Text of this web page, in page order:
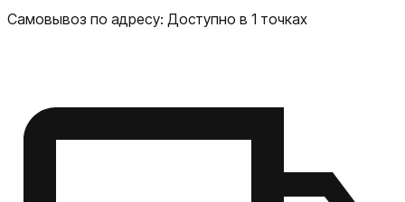
ВАШЕГО УСТРОЙСТВА – ЭТО ОТРАЖЕНИЕ ВАШЕГО
СТИЛЯ
Самовывоз по адресу: Доступно в 1 точках